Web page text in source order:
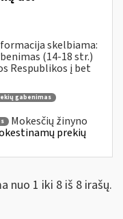
skelbiama:
(14-18 str.)
Respublikos į bet
gabenimas
Mokesčių žinyno
prekių
nuo 1 iki 8 iš 8 irašų.